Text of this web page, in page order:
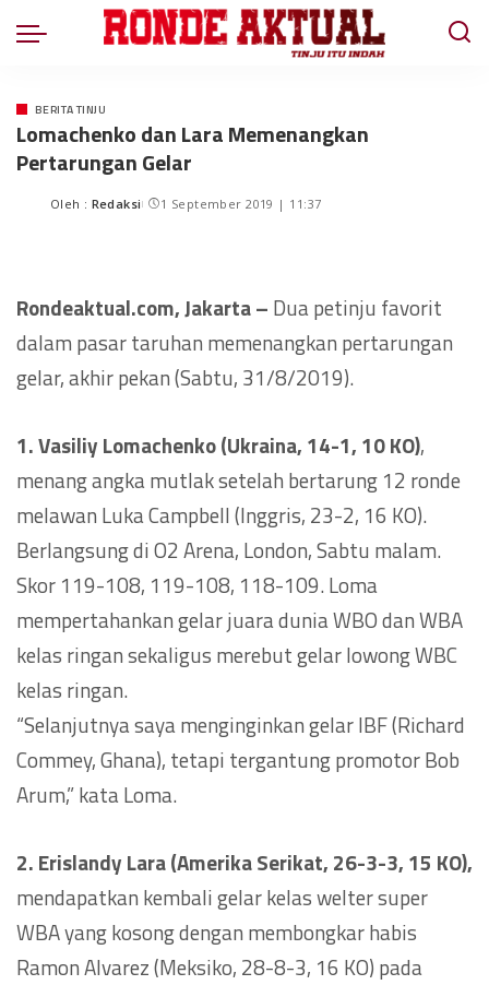
BERITA TINJU
Lomachenko dan Lara Memenangkan
Pertarungan Gelar
Oleh : Redaksi 1 September 2019 | 11:37
Rondeaktual.com, Jakarta – Dua petinju favorit
dalam pasar taruhan memenangkan pertarungan
gelar, akhir pekan (Sabtu, 31/8/2019).
1. Vasiliy Lomachenko (Ukraina, 14-1, 10 KO),
menang angka mutlak setelah bertarung 12 ronde
melawan Luka Campbell (Inggris, 23-2, 16 KO).
Berlangsung di O2 Arena, London, Sabtu malam.
Skor 119-108, 119-108, 118-109. Loma
mempertahankan gelar juara dunia WBO dan WBA
kelas ringan sekaligus merebut gelar lowong WBC
kelas ringan.
“Selanjutnya saya menginginkan gelar IBF (Richard
Commey, Ghana), tetapi tergantung promotor Bob
Arum,” kata Loma.
2. Erislandy Lara (Amerika Serikat, 26-3-3, 15 KO),
mendapatkan kembali gelar kelas welter super
WBA yang kosong dengan membongkar habis
Ramon Alvarez (Meksiko, 28-8-3, 16 KO) pada